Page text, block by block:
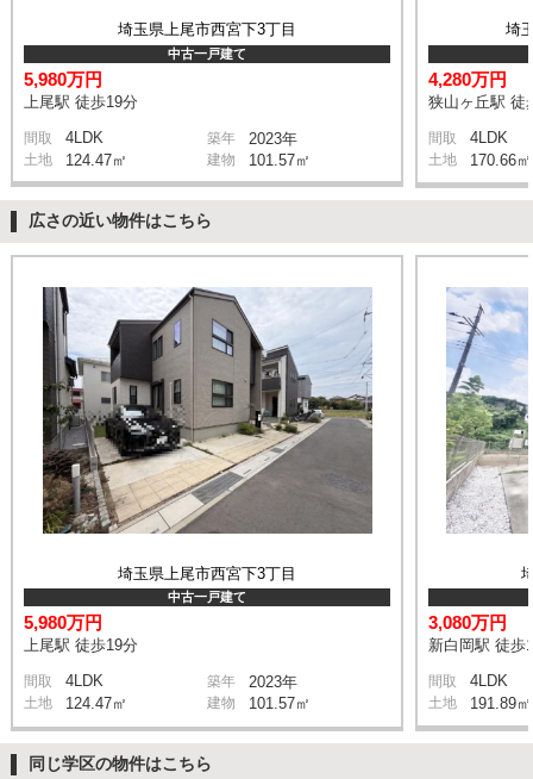
埼玉県上尾市西宮下3丁目
中古一戸建て
5,980万円
上尾駅 徒歩19分
間取 4LDK 築年 2023年
土地 124.47㎡ 建物 101.57㎡
埼
4,280万円
狭山ヶ丘駅 徒
間取 4LDK
土地 170.66㎡
広さの近い物件はこちら
埼玉県上尾市西宮下3丁目
中古一戸建て
5,980万円
上尾駅 徒歩19分
間取 4LDK 築年 2023年
土地 124.47㎡ 建物 101.57㎡
3,080万円
新白岡駅 徒歩
間取 4LDK
土地 191.89㎡
同じ学区の物件はこちら